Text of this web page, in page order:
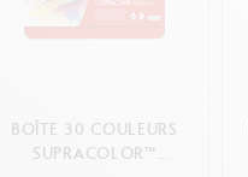
BOÎTE 30 COULEURS
SUPRACOLOR™